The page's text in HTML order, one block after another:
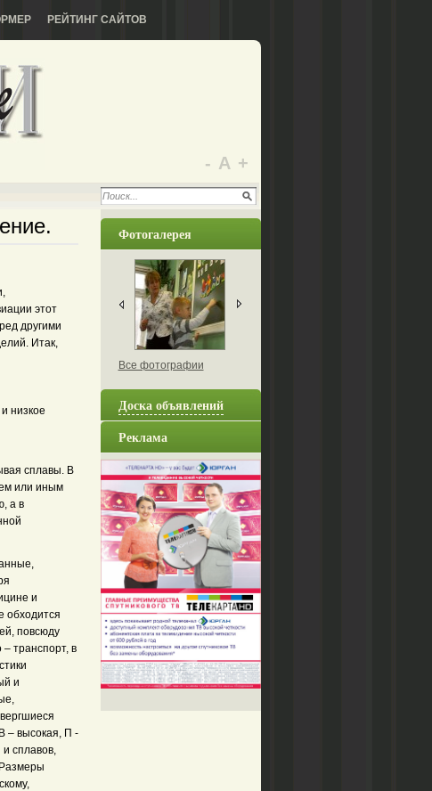
РЕЙТИНГ САЙТОВ
- А +
этот
другими
Итак,
низкое
сплавы. В
или иным
а в
и
обходится
повсюду
транспорт, в
и
– высокая, П -
сплавов,
Фотогалерея
Все фотографии
Доска объявлений
Реклама